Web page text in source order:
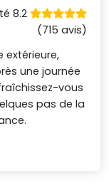
8.2
(715 avis)
extérieure,
une journée
vous
pas de la